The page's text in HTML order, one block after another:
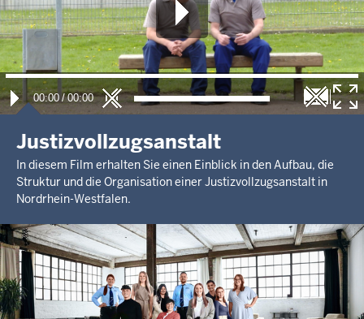
00:00 / 00:00
Justizvollzugsanstalt
In diesem Film erhalten Sie einen Einblick in den Aufbau, die
Struktur und die Organisation einer Justizvollzugsanstalt in
Nordrhein-Westfalen.